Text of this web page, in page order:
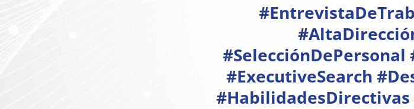
#SelecciónDePersonal
#ExecutiveSearch